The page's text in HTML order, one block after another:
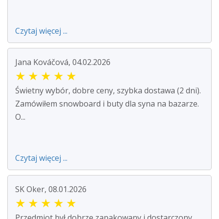
Czytaj więcej ...
Jana Kováčová, 04.02.2026
★ ★ ★ ★ ★
Świetny wybór, dobre ceny, szybka dostawa (2 dni).
Zamówiłem snowboard i buty dla syna na bazarze.
O...
Czytaj więcej ...
SK Oker, 08.01.2026
★ ★ ★ ★ ★